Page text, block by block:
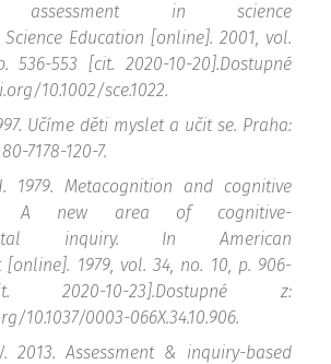
assessment in science
Science Education [online]. 2001, vol.
536-553 [cit. 2020-10-20].Dostupné
10.1002/sce.1022.
Učíme děti myslet a učit se. Praha:
7178-120-7.
1979. Metacognition and cognitive
A new area of cognitive-
inquiry. In American
[online]. 1979, vol. 34, no. 10, p. 906-
10-23].Dostupné z:
10.1037/0003-066X.34.10.906.
2013. Assessment & inquiry-based